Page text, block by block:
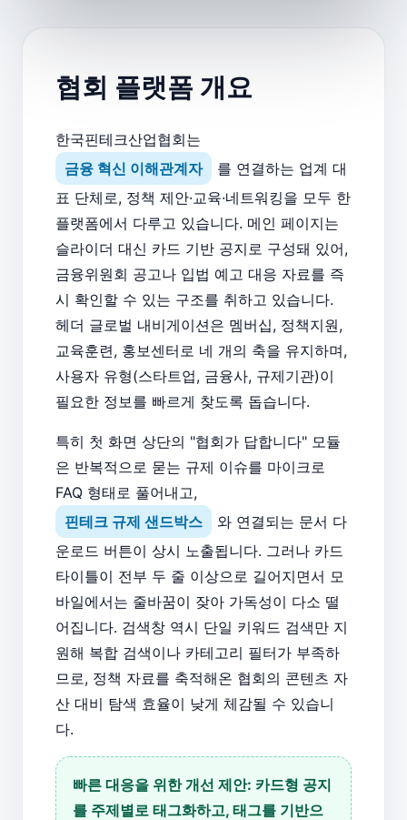
협회 플랫폼 개요
한국핀테크산업협회는
금융 혁신 이해관계자
를 연결하는 업계 대
표 단체로, 정책 제안·교육·네트워킹을 모두 한
플랫폼에서 다루고 있습니다. 메인 페이지는
슬라이더 대신 카드 기반 공지로 구성돼 있어,
금융위원회 공고나 입법 예고 대응 자료를 즉
시 확인할 수 있는 구조를 취하고 있습니다.
헤더 글로벌 내비게이션은 멤버십, 정책지원,
교육훈련, 홍보센터로 네 개의 축을 유지하며,
사용자 유형(스타트업, 금융사, 규제기관)이
필요한 정보를 빠르게 찾도록 돕습니다.
특히 첫 화면 상단의 "협회가 답합니다" 모듈
은 반복적으로 묻는 규제 이슈를 마이크로
FAQ 형태로 풀어내고,
핀테크 규제 샌드박스
와 연결되는 문서 다
운로드 버튼이 상시 노출됩니다. 그러나 카드
타이틀이 전부 두 줄 이상으로 길어지면서 모
바일에서는 줄바꿈이 잦아 가독성이 다소 떨
어집니다. 검색창 역시 단일 키워드 검색만 지
원해 복합 검색이나 카테고리 필터가 부족하
므로, 정책 자료를 축적해온 협회의 콘텐츠 자
산 대비 탐색 효율이 낮게 체감될 수 있습니
다.
빠른 대응을 위한 개선 제안: 카드형 공지
를 주제별로 태그화하고, 태그를 기반으